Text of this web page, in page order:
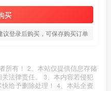
买
议登录后购买，可保存购买订单
所有！ 2、本站仅提供信息存储
法律责任。 3、本内容若侵犯
给予删除处理！ 4、本站全资